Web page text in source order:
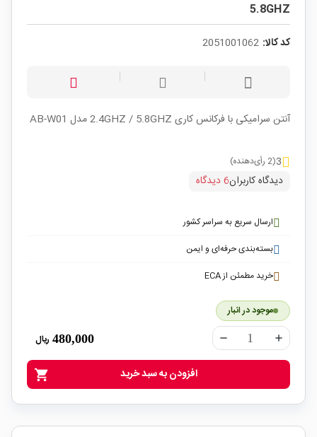
5.8GHZ
کد کالا: 2051001062
آنتن سرامیکی با فرکانس کاری 2.4GHZ / 5.8GHZ مدل AB-W01
3(2 رأی‌دهنده)
دیدگاه کاربران6 دیدگاه
ارسال سریع به سراسر کشور
بسته‌بندی حرفه‌ای و ایمن
خرید مطمئن از ECA
موجود در انبار
remove add
480,000 ریال
shopping_cart افزودن به سبد خرید